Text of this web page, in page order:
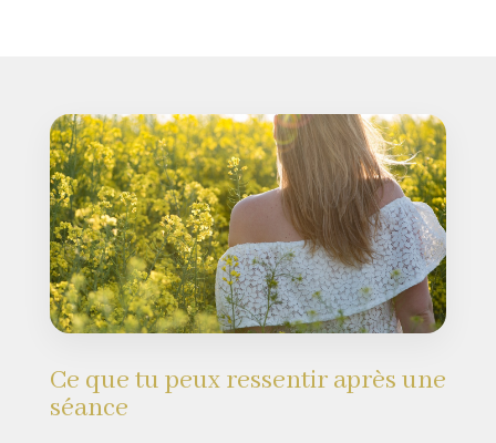
Ce que tu peux ressentir après une
séance